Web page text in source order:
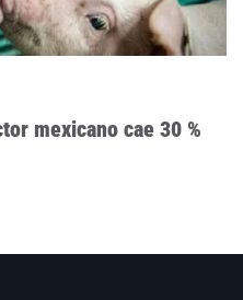
mexicano cae 30 %